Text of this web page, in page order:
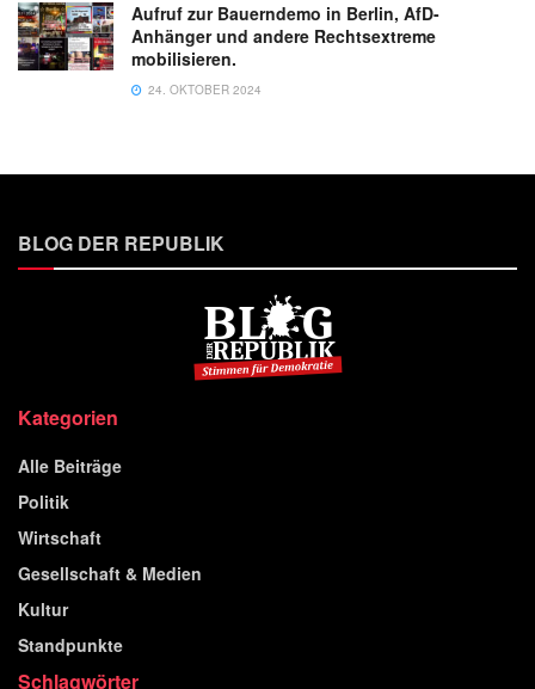
Aufruf zur Bauerndemo in Berlin, AfD-
Anhänger und andere Rechtsextreme
mobilisieren.
24. OKTOBER 2024
BLOG DER REPUBLIK
Kategorien
Alle Beiträge
Politik
Wirtschaft
Gesellschaft & Medien
Kultur
Standpunkte
Schlagwörter